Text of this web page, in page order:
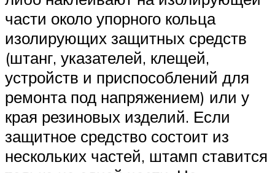
части около упорного кольца
изолирующих защитных средств
(штанг, указателей, клещей,
устройств и приспособлений для
ремонта под напряжением) или у
края резиновых изделий. Если
защитное средство состоит из
нескольких частей, штамп ставится